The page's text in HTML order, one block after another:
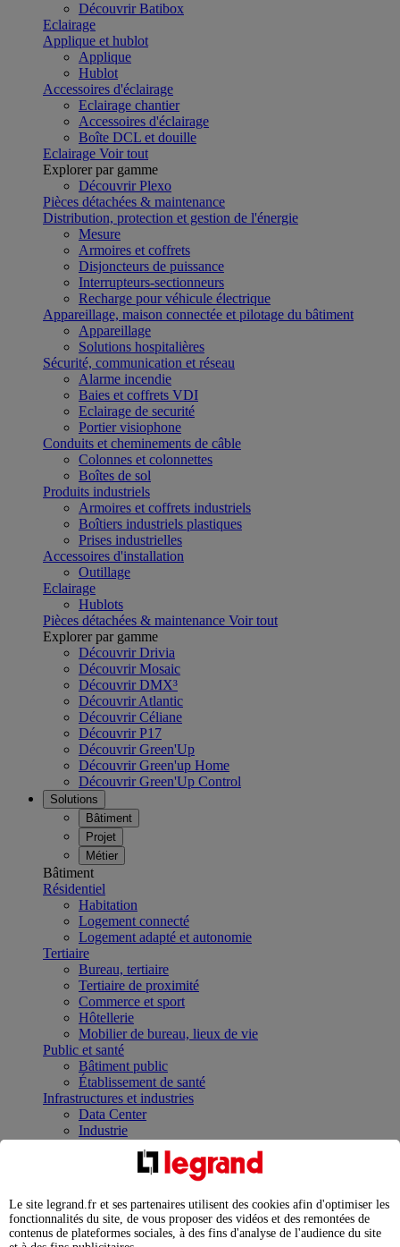
Découvrir Batibox
Eclairage
Applique et hublot
Applique
Hublot
Accessoires d'éclairage
Eclairage chantier
Accessoires d'éclairage
Boîte DCL et douille
Eclairage Voir tout
Explorer par gamme
Découvrir Plexo
Pièces détachées & maintenance
Distribution, protection et gestion de l'énergie
Mesure
Armoires et coffrets
Disjoncteurs de puissance
Interrupteurs-sectionneurs
Recharge pour véhicule électrique
Appareillage, maison connectée et pilotage du bâtiment
Appareillage
Solutions hospitalières
Sécurité, communication et réseau
Alarme incendie
Baies et coffrets VDI
Eclairage de securité
Portier visiophone
Conduits et cheminements de câble
Colonnes et colonnettes
Boîtes de sol
Produits industriels
Armoires et coffrets industriels
Boîtiers industriels plastiques
Prises industrielles
Accessoires d'installation
Outillage
Eclairage
Hublots
Pièces détachées & maintenance Voir tout
Explorer par gamme
Découvrir Drivia
Découvrir Mosaic
Découvrir DMX³
Découvrir Atlantic
Découvrir Céliane
Découvrir P17
Découvrir Green'Up
Découvrir Green'up Home
Découvrir Green'Up Control
Solutions
Bâtiment
Projet
Métier
Bâtiment
Résidentiel
Habitation
Logement connecté
Logement adapté et autonomie
Tertiaire
Bureau, tertiaire
Tertiaire de proximité
Commerce et sport
Hôtellerie
Mobilier de bureau, lieux de vie
Public et santé
Bâtiment public
Établissement de santé
Infrastructures et industries
Data Center
Industrie
Infrastructures
Contrôler et planifier le fonctionnement des appareils
Répartir et optimiser son tableau électrique
Legrand Data Center Solutions : concentrer les
expertises au service de vos performances
Le site legrand.fr et ses partenaires utilisent des cookies afin d'optimiser les
fonctionnalités du site, de vous proposer des vidéos et des remontées de
contenus de plateformes sociales, à des fins d'analyse de l'audience du site